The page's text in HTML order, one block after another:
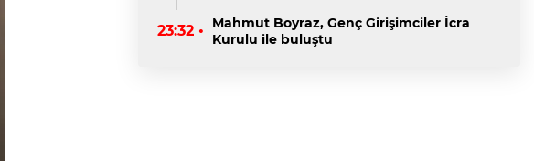
23:32 •
Mahmut Boyraz, Genç Girişimciler İcra
Kurulu ile buluştu